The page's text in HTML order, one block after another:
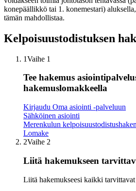
konepäällikkö tai 1. konemestari)
tämän mahdollistaa.
Kelpoisuustodistuksen
1Vaihe 1
Tee hakemus
hakemuslomakkeella
Kirjaudu Oma asiointi -palveluun
Sähköinen asiointi
Merenkulun
Lomake
2Vaihe 2
Liitä hakemukseen
Liitä hakemukseesi kaikki